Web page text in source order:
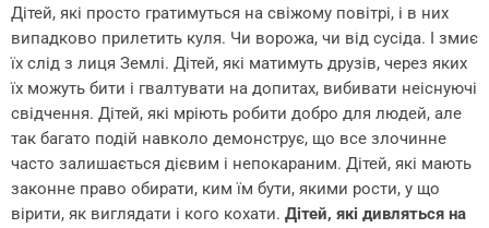
Дітей, які просто гратимуться на свіжому повітрі, і в них
випадково прилетить куля. Чи ворожа, чи від сусіда. І змиє
їх слід з лиця Землі. Дітей, які матимуть друзів, через яких
їх можуть бити і гвалтувати на допитах, вибивати неіснуючі
свідчення. Дітей, які мріють робити добро для людей, але
так багато подій навколо демонструє, що все злочинне
часто залишається дієвим і непокараним. Дітей, які мають
законне право обирати, ким їм бути, якими рости, у що
вірити, як виглядати і кого кохати. Дітей, які дивляться на